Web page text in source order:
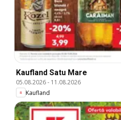
Kaufland Satu Mare
05.08.2026- 11.08.2026
Kaufland